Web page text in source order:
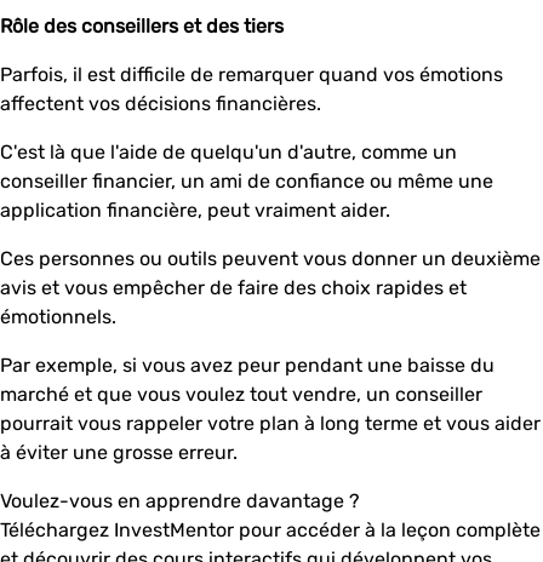
Rôle des conseillers et des tiers
Parfois, il est difficile de remarquer quand vos émotions
affectent vos décisions financières.
C'est là que l'aide de quelqu'un d'autre, comme un
conseiller financier, un ami de confiance ou même une
application financière, peut vraiment aider.
Ces personnes ou outils peuvent vous donner un deuxième
avis et vous empêcher de faire des choix rapides et
émotionnels.
Par exemple, si vous avez peur pendant une baisse du
marché et que vous voulez tout vendre, un conseiller
pourrait vous rappeler votre plan à long terme et vous aider
à éviter une grosse erreur.
Voulez-vous en apprendre davantage ?
Téléchargez InvestMentor pour accéder à la leçon complète